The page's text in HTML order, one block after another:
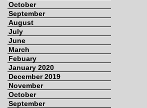
October
September
August
July
June
March
Febuary
January 2020
December 2019
November
October
September